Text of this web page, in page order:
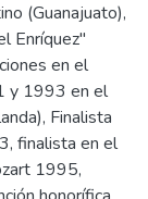
(Guanajuato),
Enríquez"
en el
y 1993 en el
Finalista
finalista en el
1995,